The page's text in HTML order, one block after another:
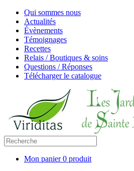
Qui sommes nous
Actualités
Évènements
Témoignages
Recettes
Relais / Boutiques & soins
Questions / Réponses
Télécharger le catalogue
Mon panier0 produit